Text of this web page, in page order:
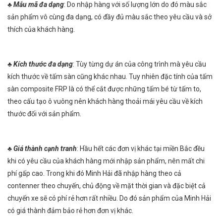
♣Mẫu mã đa dạng: Do nhập hàng với số lượng lớn do đó màu sắc
sản phẩm vô cùng đa dạng, có đầy đủ màu sắc theo yêu cầu và sở
thích của khách hàng.
♣Kích thước đa dạng: Tùy từng dự án của công trình mà yêu cầu
kích thước về tấm sàn cũng khác nhau. Tuy nhiên đặc tính của tấm
sàn composite FRP là có thể cắt được những tấm bé từ tấm to,
theo cấu tạo ô vuông nên khách hàng thoải mái yêu cầu về kích
thước đối với sản phẩm.
♣Giá thành cạnh tranh: Hầu hết các đơn vị khác tại miền Bắc đều
khi có yêu cầu của khách hàng mới nhập sản phẩm, nên mất chi
phí gấp cao. Trong khi đó Minh Hải đã nhập hàng theo cả
contenner theo chuyến, chủ động về mặt thời gian và đặc biệt cả
chuyến xe sẽ có phí rẻ hơn rất nhiều. Do đó sản phẩm của Minh Hải
có giá thành đảm bảo rẻ hơn đơn vị khác.